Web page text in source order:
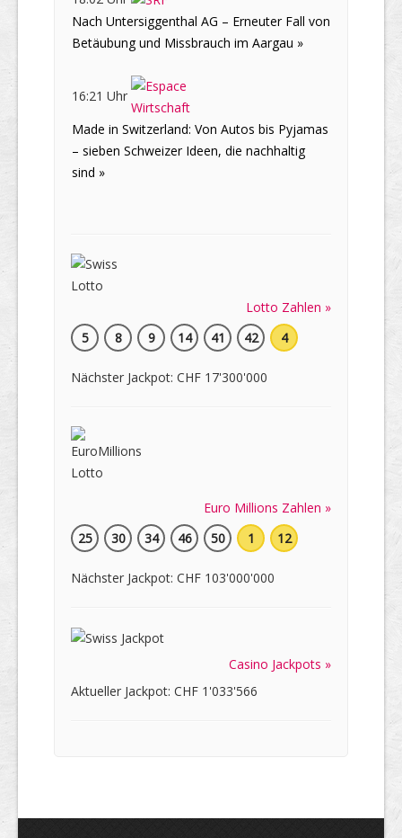
Nach Untersiggenthal AG – Erneuter Fall von
Betäubung und Missbrauch im Aargau »
16:21 Uhr
Made in Switzerland: Von Autos bis Pyjamas
– sieben Schweizer Ideen, die nachhaltig
sind »
Lotto Zahlen »
5
8 9 14 41 42 4
Nächster Jackpot: CHF 17'300'000
Euro Millions Zahlen »
25
30 34 46 50 1 12
Nächster Jackpot: CHF 103'000'000
Casino Jackpots »
Aktueller Jackpot: CHF 1'033'566